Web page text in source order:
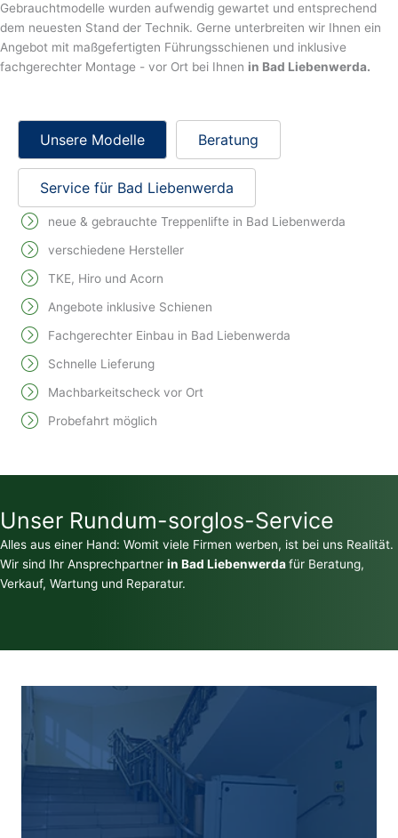
Gebrauchtmodelle wurden aufwendig gewartet und entsprechend
dem neuesten Stand der Technik. Gerne unterbreiten wir Ihnen ein
Angebot mit maßgefertigten Führungsschienen und inklusive
fachgerechter Montage - vor Ort bei Ihnen in Bad Liebenwerda.
Unsere Modelle Beratung
Service für Bad Liebenwerda
neue & gebrauchte Treppenlifte in Bad Liebenwerda
verschiedene Hersteller
TKE, Hiro und Acorn
Angebote inklusive Schienen
Fachgerechter Einbau in Bad Liebenwerda
Schnelle Lieferung
Machbarkeitscheck vor Ort
Probefahrt möglich
Unser Rundum-sorglos-Service
Alles aus einer Hand: Womit viele Firmen werben, ist bei uns Realität.
Wir sind Ihr Ansprechpartner in Bad Liebenwerdafür Beratung,
Verkauf, Wartung und Reparatur.